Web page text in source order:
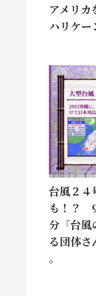
アメリカ
ハリケー
台風２４
も！？
分「台風
る団体
。